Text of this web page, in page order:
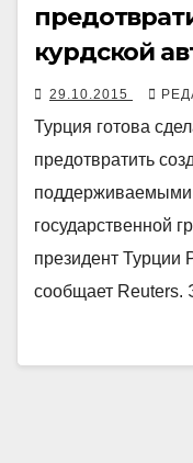
курдской
29.10.2015
Турция готова
предотвратить
государственной
президент Турции
сообщает Reuters.